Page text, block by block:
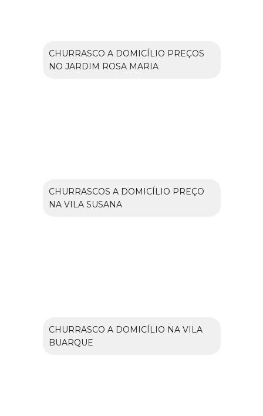
CHURRASCO A DOMICÍLIO PREÇOS
NO JARDIM ROSA MARIA
CHURRASCOS A DOMICÍLIO PREÇO
NA VILA SUSANA
CHURRASCO A DOMICÍLIO NA VILA
BUARQUE